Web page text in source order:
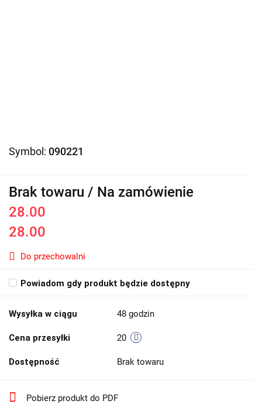
Symbol: 090221
Brak towaru / Na zamówienie
28.00
28.00
Do przechowalni
Powiadom gdy produkt będzie dostępny
Wysyłka w ciągu 48 godzin
Cena przesyłki 20
Dostępność Brak towaru
Pobierz produkt do PDF